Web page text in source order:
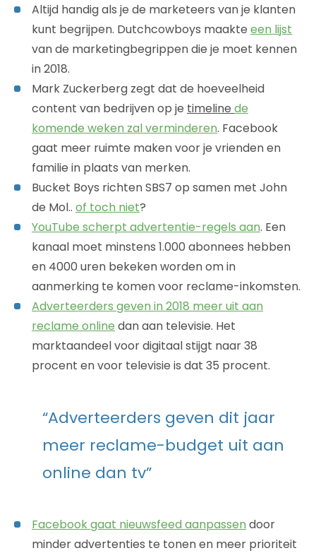
Altijd handig als je de marketeers van je klanten
kunt begrijpen. Dutchcowboys maakte een lijst
van de marketingbegrippen die je moet kennen
in 2018.
Mark Zuckerberg zegt dat de hoeveelheid
content van bedrijven op je timeline de
komende weken zal verminderen. Facebook
gaat meer ruimte maken voor je vrienden en
familie in plaats van merken.
Bucket Boys richten SBS7 op samen met John
de Mol.. of toch niet?
YouTube scherpt advertentie-regels aan. Een
kanaal moet minstens 1.000 abonnees hebben
en 4000 uren bekeken worden om in
aanmerking te komen voor reclame-inkomsten.
Adverteerders geven in 2018 meer uit aan
reclame online dan aan televisie. Het
marktaandeel voor digitaal stijgt naar 38
procent en voor televisie is dat 35 procent.
“Adverteerders geven dit jaar
meer reclame-budget uit aan
online dan tv”
Facebook gaat nieuwsfeed aanpassen door
minder advertenties te tonen en meer prioriteit